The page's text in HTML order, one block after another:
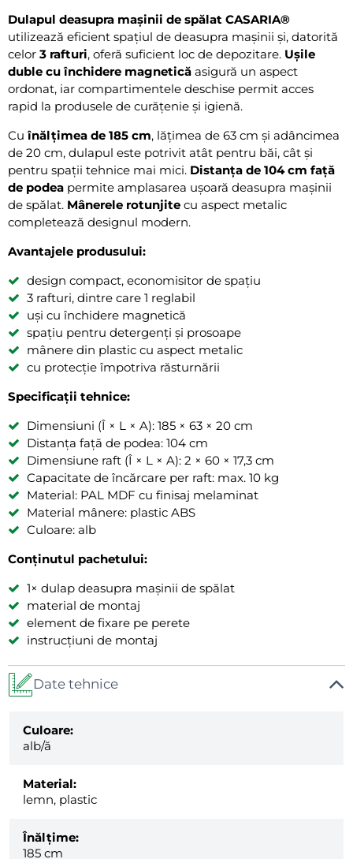
Dulapul deasupra mașinii de spălat CASARIA®
utilizează eficient spațiul de deasupra mașinii și, datorită
celor 3 rafturi, oferă suficient loc de depozitare. Ușile
duble cu închidere magnetică asigură un aspect
ordonat, iar compartimentele deschise permit acces
rapid la produsele de curățenie și igienă.
Cuînălțimea de 185 cm, lățimea de 63 cm și adâncimea
de 20 cm, dulapul este potrivit atât pentru băi, cât și
pentru spații tehnice mai mici. Distanța de 104 cm față
de podea permite amplasarea ușoară deasupra mașinii
de spălat. Mânerele rotunjite cu aspect metalic
completează designul modern.
Avantajele produsului:
design compact, economisitor de spațiu
3 rafturi, dintre care 1 reglabil
uși cu închidere magnetică
spațiu pentru detergenți și prosoape
mânere din plastic cu aspect metalic
cu protecție împotriva răsturnării
Specificații tehnice:
Dimensiuni (Î × L × A): 185 × 63 × 20 cm
Distanța față de podea: 104 cm
Dimensiune raft (Î × L × A): 2 × 60 × 17,3 cm
Capacitate de încărcare per raft: max. 10 kg
Material: PAL MDF cu finisaj melaminat
Material mânere: plastic ABS
Culoare: alb
Conținutul pachetului:
1× dulap deasupra mașinii de spălat
material de montaj
element de fixare pe perete
instrucțiuni de montaj
Date tehnice
Culoare:
alb/ă
Material:
lemn, plastic
Înălțime:
185 cm